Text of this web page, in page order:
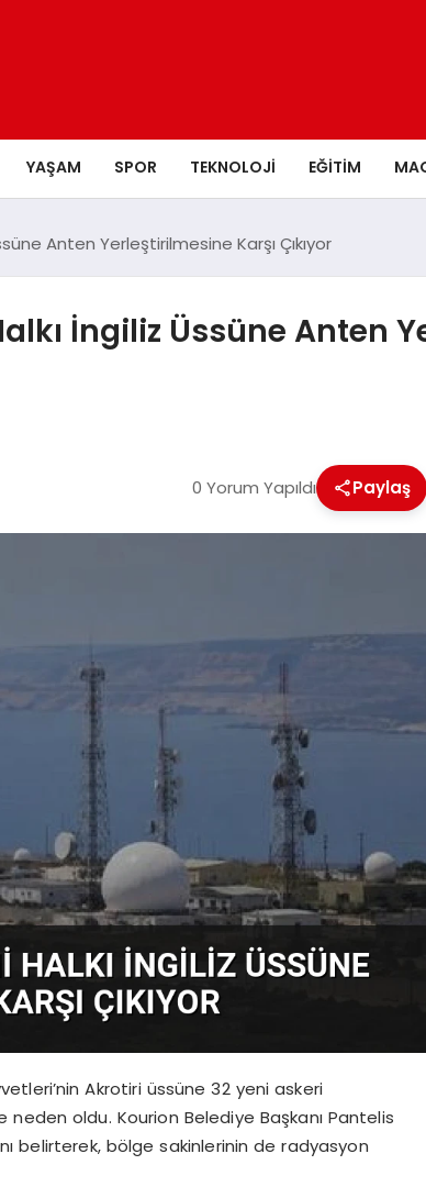
YAŞAM SPOR TEKNOLOJI EĞITIM
Anten Yerleştirilmesine Karşı Çıkıyor
İngiliz Üssüne Anten
0 Yorum Yapıldı Paylaş
Akrotiri üssüne 32 yeni askeri
oldu. Kourion Belediye Başkanı Pantelis
belirterek, bölge sakinlerinin de radyasyon